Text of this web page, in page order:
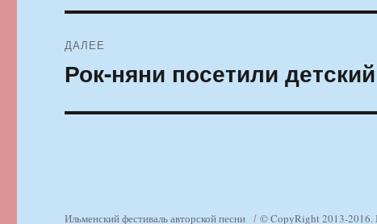
ДАЛЕЕ
Следующая
Рок-няни посетили
Ильменский фестиваль авторской песни © CopyRight 2013-2016.